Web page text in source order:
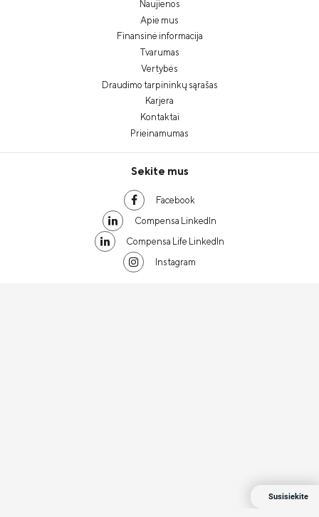
Naujienos
Apie mus
Finansinė informacija
Tvarumas
Vertybės
Draudimo tarpininkų sąrašas
Karjera
Kontaktai
Prieinamumas
Sekite mus
Facebook
Compensa LinkedIn
Compensa Life LinkedIn
Instagram
Susisiekite